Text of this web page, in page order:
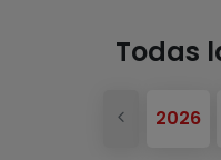
Todas
Anterior
2026